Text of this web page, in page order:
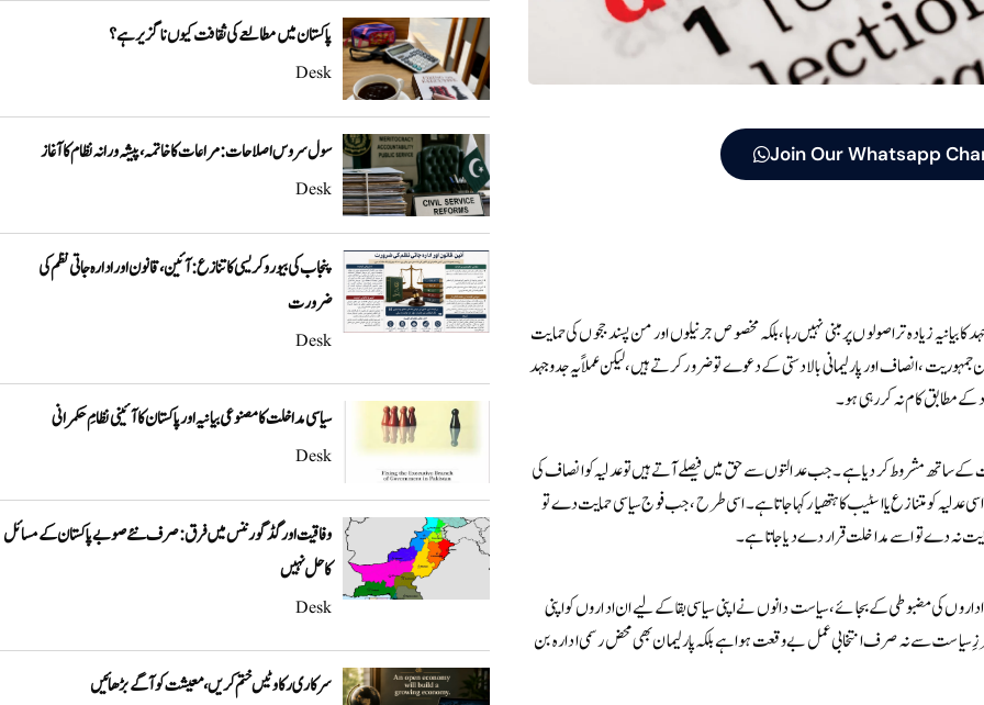
پاکستان میں مطالعے کی ثقافت کیوں ناگزیر ہے؟
Desk
سول سروس اصلاحات: مراعات کا خاتمہ، پیشہ ورانہ نظام کا آغاز
Desk
پنجاب کی بیوروکریسی کا تنازع: آئین، قانون اور ادارہ جاتی نظم کی
ضرورت
Desk
سیاسی مداخلت کا مصنوعی بیانیہ اور پاکستان کا آئینی نظامِ حکمرانی
Desk
وفاقیت اور گڈ گورننس میں فرق: صرف نئے صوبے پاکستان کے مسائل
کا حل نہیں
Desk
سرکاری رکاوٹیں ختم کریں، معیشت کو آگے بڑھائیں
Join Our Whatsapp
بیانیہ زیادہ تر اصولوں پر مبنی نہیں رہا، بلکہ مخصوص جرنیلوں اور من پسند ججوں کی حمایت
انصاف اور پارلیمانی بالادستی کے دعوے تو ضرور کرتے ہیں، لیکن عملاً یہ جدوجہد
کام نہ کر رہی ہو۔
کے ساتھ مشروط کر دیا ہے۔ جب عدالتوں سے حق میں فیصلے آتے ہیں تو عدلیہ کو انصاف کی
عدلیہ کو متنازع یا اسٹیب کا ہتھیار کہا جاتا ہے۔ اسی طرح، جب فوج سیاسی حمایت دے تو
نہ دے تو اسے مداخلت قرار دے دیا جاتا ہے۔
اداروں کی مضبوطی کے بجائے، سیاست دانوں نے اپنی سیاسی بقا کے لیے ان اداروں کو اپنی
سے نہ صرف انتخابی عمل بے وقعت ہوا ہے بلکہ پارلیمان بھی محض رسمی ادارہ بن